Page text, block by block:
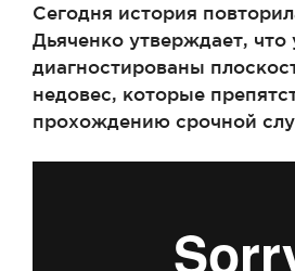
Сегодня история
Дьяченко утверждает,
диагностированы
недовес, которые
прохождению срочной